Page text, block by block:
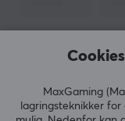
EGENSKAPER
Farge
Hvit
ANMELDELSER
MaxGaming
lagringsteknikker